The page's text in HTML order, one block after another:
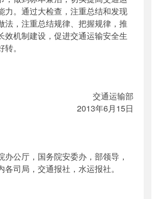
力。通过大检查，注重总结和发现
法，注重总结规律、把握规律，推
效机制建设，促进交通运输安全生
。
交通运输部
2013年6月15日
办公厅，国务院安委办，部领导，
各司局，交通报社，水运报社。